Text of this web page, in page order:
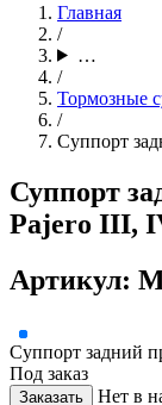
Главная
/
…
/
Тормозные
/
Суппорт
Суппорт
Pajero III,
Артикул:
Суппорт задний
Под заказ
Заказать Нет в